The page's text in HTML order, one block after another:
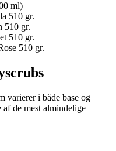
ml)
510 gr.
510 gr.
510 gr.
510 gr.
varierer i både base og
de mest almindelige